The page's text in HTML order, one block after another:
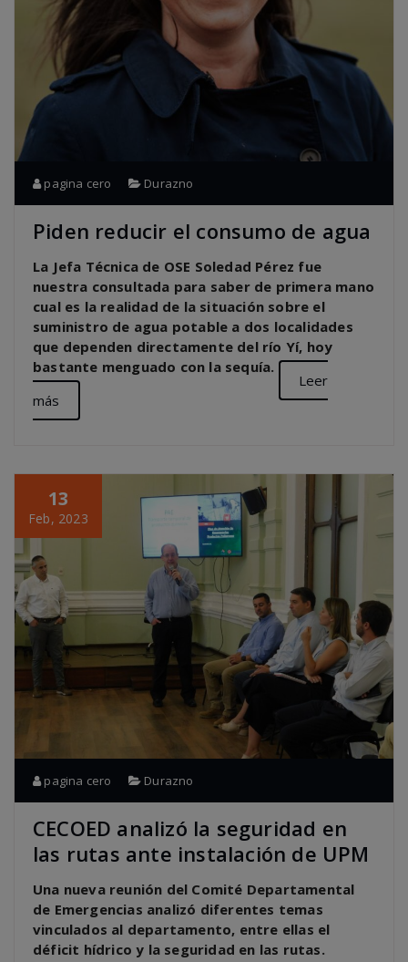
pagina cero Durazno
Piden reducir el consumo de agua
La Jefa Técnica de OSE Soledad Pérez fue
nuestra consultada para saber de primera mano
cual es la realidad de la situación sobre el
suministro de agua potable a dos localidades
que dependen directamente del río Yí, hoy
bastante menguado con la sequía.
Leer
más
13
Feb, 2023
pagina cero Durazno
CECOED analizó la seguridad en
las rutas ante instalación de UPM
Una nueva reunión del Comité Departamental
de Emergencias analizó diferentes temas
vinculados al departamento, entre ellas el
déficit hídrico y la seguridad en las rutas.